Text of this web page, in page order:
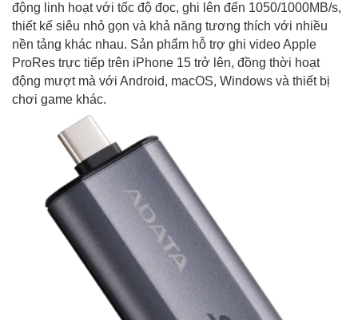
động linh hoạt với tốc độ đọc, ghi lên đến 1050/1000MB/s,
thiết kế siêu nhỏ gọn và khả năng tương thích với nhiều
nền tảng khác nhau. Sản phẩm hỗ trợ ghi video Apple
ProRes trực tiếp trên iPhone 15 trở lên, đồng thời hoạt
động mượt mà với Android, macOS, Windows và thiết bị
chơi game khác.